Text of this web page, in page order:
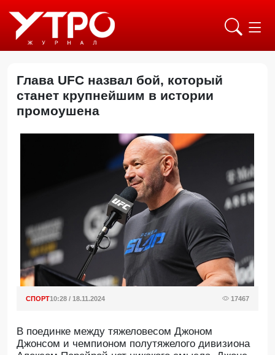
Глава UFC назвал бой, который
станет крупнейшим в истории
промоушена
СПОРТ10:28 / 18.11.2024 17467
В поединке между тяжеловесом Джоном
Джонсом и чемпионом полутяжелого дивизиона